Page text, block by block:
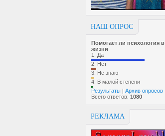
НАШ ОПРОС
Помогает ли психология в
жизни
1. Да
2. Нет
3. Не знаю
4. В малой степени
Результаты | Архив опросов
Всего ответов: 1080
РЕКЛАМА